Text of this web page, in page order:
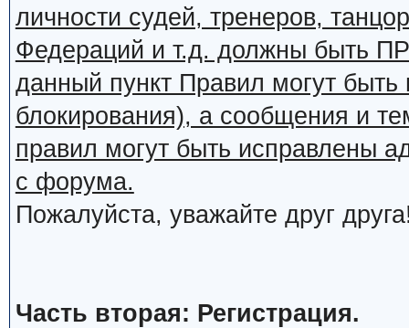
личности судей, тренеров,
Федераций и т.д. должны
данный пункт Правил могут
блокирования), а сообщения и
правил могут быть исправлены
с форума.
Пожалуйста, уважайте друг
Часть вторая: Регистрация.